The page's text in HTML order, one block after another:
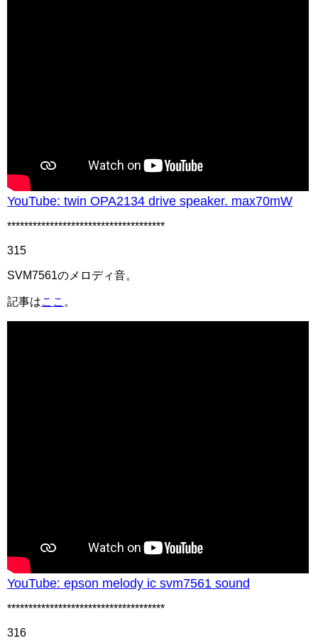
YouTube: twin OPA2134 drive speaker. max70mW
*************************************
315
SVM7561のメロディ音。
記事はここ 。
YouTube: epson melody ic svm7561 sound
*************************************
316